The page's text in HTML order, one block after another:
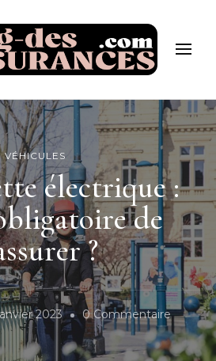
!
VÉHICULES
électrique :
de
?
2023 0 CommentaireSur